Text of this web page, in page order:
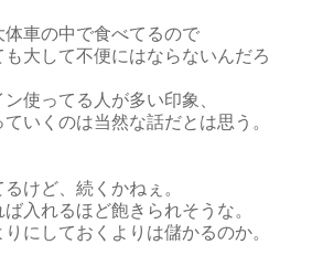
車の中で食べてるので
大して不便にはならないんだろ
使ってる人が多い印象、
いくのは当然な話だとは思う。
けど、続くかねぇ。
入れるほど飽きられそうな。
にしておくよりは儲かるのか。